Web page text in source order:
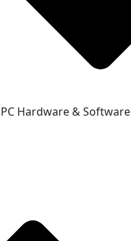
PC Hardware & Software